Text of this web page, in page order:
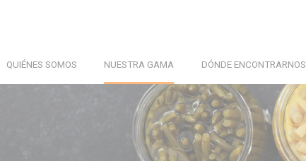
QUIÉNES SOMOS NUESTRA GAMA DÓNDE ENCONTRARNOS